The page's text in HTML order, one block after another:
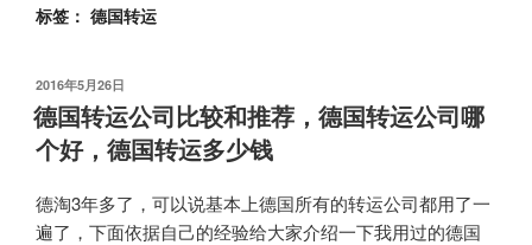
标签： 德国转运
发
布
于
2016年5月26日
德国转运公司比较和推荐，德国转运公司哪
个好，德国转运多少钱
德淘3年多了，可以说基本上德国所有的转运公司都用了一
遍了，下面依据自己的经验给大家介绍一下我用过的德国